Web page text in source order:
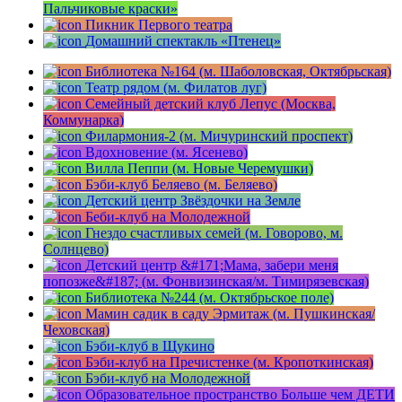
Пальчиковые краски»
Пикник Первого театра
Домашний спектакль «Птенец»
Библиотека №164 (м. Шаболовская, Октябрьская)
Театр рядом (м. Филатов луг)
Семейный детский клуб Лепус (Москва,
Коммунарка)
Филармония-2 (м. Мичуринский проспект)
Вдохновение (м. Ясенево)
Вилла Пеппи (м. Новые Черемушки)
Бэби-клуб Беляево (м. Беляево)
Детский центр Звёздочки на Земле
Беби-клуб на Молодежной
Гнездо счастливых семей (м. Говорово, м.
Солнцево)
Детский центр &#171;Мама, забери меня
попозже&#187; (м. Фонвизинская/м. Тимирязевская)
Библиотека №244 (м. Октябрьское поле)
Мамин садик в саду Эрмитаж (м. Пушкинская/
Чеховская)
Бэби-клуб в Щукино
Бэби-клуб на Пречистенке (м. Кропоткинская)
Бэби-клуб на Молодежной
Образовательное пространство Больше чем ДЕТИ